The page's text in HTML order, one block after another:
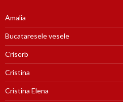
Amalia
Bucataresele vesele
Criserb
Cristina
Cristina Elena